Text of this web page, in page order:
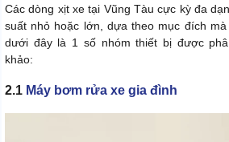
Các dòng xịt xe tại Vũng Tàu cực kỳ đa
suất nhỏ hoặc lớn, dựa theo mục đích
dưới đây là 1 số nhóm thiết bị được
khảo:
2.1 Máy bơm rửa xe gia đình